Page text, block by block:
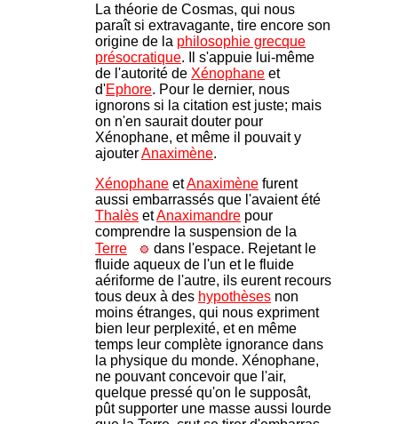
La théorie de Cosmas, qui nous
paraît si extravagante, tire encore son
origine de la philosophie grecque
présocratique. Il s'appuie lui-même
de l'autorité de Xénophane et
d'Ephore. Pour le dernier, nous
ignorons si la citation est juste; mais
on n'en saurait douter pour
Xénophane, et même il pouvait y
ajouterAnaximène.
Xénophane etAnaximène furent
aussi embarrassés que l'avaient été
Thalès etAnaximandre pour
comprendre la suspension de la
Terre
dans l'espace. Rejetant le
fluide aqueux de l'un et le fluide
aériforme de l'autre, ils eurent recours
tous deux à des hypothèses non
moins étranges, qui nous expriment
bien leur perplexité, et en même
temps leur complète ignorance dans
la physique du monde. Xénophane,
ne pouvant concevoir que l'air,
quelque pressé qu'on le supposât,
pût supporter une masse aussi lourde